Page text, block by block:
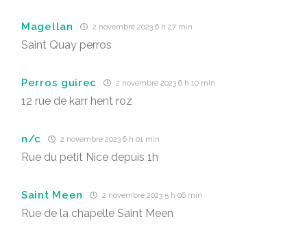
Magellan 2 novembre 2023 6 h 27 min
Saint Quay perros
Perros guirec 2 novembre 2023 6 h 10 min
12 rue de karr hent roz
n/c 2 novembre 2023 6 h 01 min
Rue du petit Nice depuis 1h
Saint Meen 2 novembre 2023 5 h 06 min
Rue de la chapelle Saint Meen